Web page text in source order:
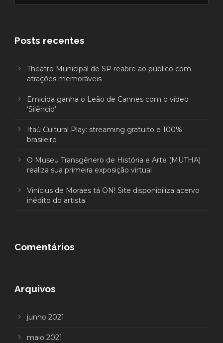
Posts recentes
Theatro Municipal de SP reabre ao público com
atrações memoráveis
Emicida ganha o Leão de Cannes com o vídeo
‘Silêncio’
Itaú Cultural Play: streaming gratuito e 100%
brasileiro
O Museu Transgênero de História e Arte (MUTHA)
realiza sua primeira exposição virtual
Vinícius de Moraes tá ON! Site disponibiliza acervo
inédito do artista
Comentários
Arquivos
junho 2021
maio 2021